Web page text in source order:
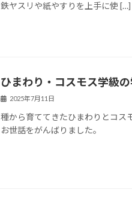
鉄ヤスリや紙やすりを上手に使 […]
ひまわり・コスモス学級
2025年7月11日
種から育ててきたひまわりとコス
お世話をがんばりました。